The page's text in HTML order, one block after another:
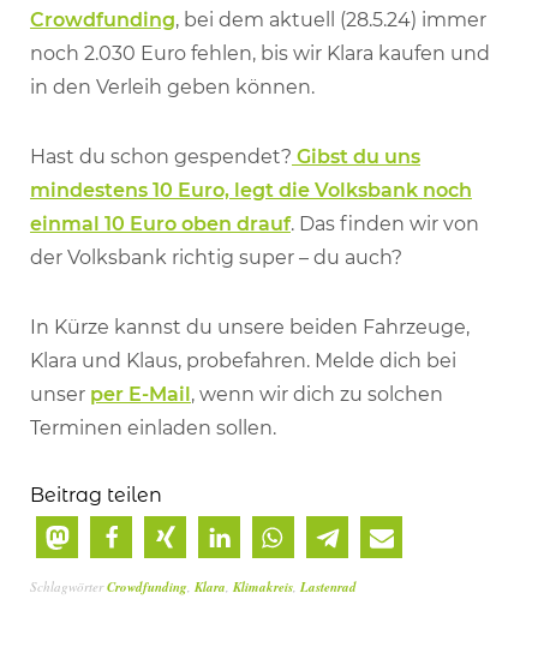
Crowdfunding, bei dem aktuell (28.5.24) immer
noch 2.030 Euro fehlen, bis wir Klara kaufen und
in den Verleih geben können.
Hast du schon gespendet? Gibst du uns
mindestens 10 Euro, legt die Volksbank noch
einmal 10 Euro oben drauf. Das finden wir von
der Volksbank richtig super – du auch?
In Kürze kannst du unsere beiden Fahrzeuge,
Klara und Klaus, probefahren. Melde dich bei
unser per E-Mail , wenn wir dich zu solchen
Terminen einladen sollen.
Beitrag teilen
SchlagwörterCrowdfunding, Klara, Klimakreis, Lastenrad